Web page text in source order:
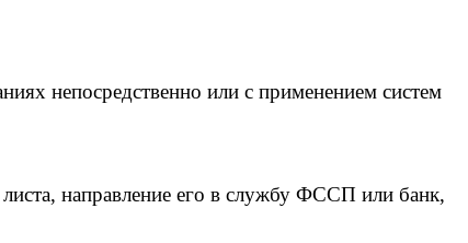
непосредственно или с применением систем
направление его в службу ФССП или банк,